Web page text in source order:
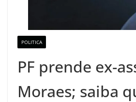
POLITICA
PF prende ex-
Moraes; saiba